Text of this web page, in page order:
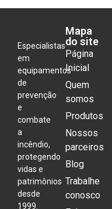
Especialistas
em
equipamentos
de
prevenção
e
combate
a
incêndio,
protegendo
vidas e
patrimônios
desde
1999.
Mapa
do site
Página
Inicial
Quem
somos
Produtos
Nossos
parceiros
Blog
Trabalhe
conosco